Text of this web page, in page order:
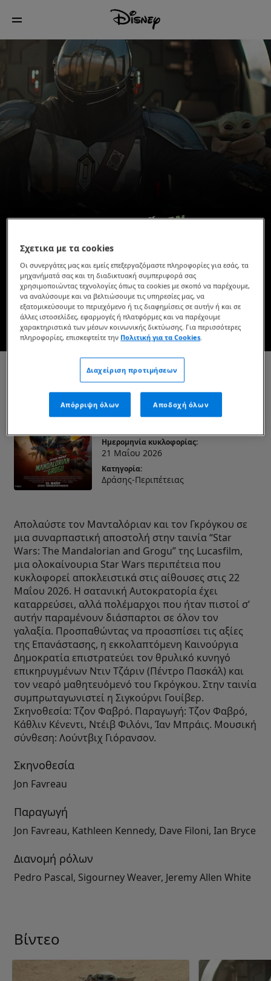
Στους κινηματογράφους
ΔΕΙΤΕ ΤΟ ΤΡΕΪΛΕΡ
Star Wars: The
Mandalorian and Grogu
Διάρκεια:
Ημερομηνία κυκλοφορίας:
21 Μαΐου 2026
Κατηγορία:
Δράσης-Περιπέτειας
Απολαύστε τον Μανταλόριαν και τον Γκρόγκου σε
μια συναρπαστική αποστολή στην ταινία “Star
Wars: The Mandalorian and Grogu” της Lucasfilm,
μια ολοκαίνουρια Star Wars περιπέτεια που
κυκλοφορεί αποκλειστικά στις αίθουσες στις 22
Μαΐου 2026. Η σατανική Αυτοκρατορία έχει
καταρρεύσει, αλλά πολέμαρχοι που ήταν πιστοί σ’
αυτήν παραμένουν διάσπαρτοι σε όλον τον
γαλαξία. Προσπαθώντας να προασπίσει τις αξίες
της Επανάστασης, η εκκολαπτόμενη Καινούργια
Δημοκρατία επιστρατεύει τον θρυλικό κυνηγό
επικηρυγμένων Ντιν Τζάριν (Πέντρο Πασκάλ) και
τον νεαρό μαθητευόμενό του Γκρόγκου. Στην ταινία
συμπρωταγωνιστεί η Σιγκούρνι Γουίβερ.
Σκηνοθεσία: Τζον Φαβρό. Παραγωγή: Τζον Φαβρό,
Κάθλιν Κένεντι, Ντέιβ Φιλόνι, Ίαν Μπράις. Μουσική
σύνθεση: Λούντβιχ Γιόρανσον.
Σκηνοθεσία
Jon Favreau
Παραγωγή
Jon Favreau, Kathleen Kennedy, Dave Filoni, Ian Bryce
Διανομή ρόλων
Pedro Pascal, Sigourney Weaver, Jeremy Allen White
Βίντεο
Σχετικα με τα cookies
Οι συνεργάτες μας και εμείς επεξεργαζόμαστε πληροφορίες για εσάς, τα
μηχανήματά σας και τη διαδικτυακή συμπεριφορά σας
χρησιμοποιώντας τεχνολογίες όπως τα cookies με σκοπό να παρέχουμε,
να αναλύσουμε και να βελτιώσουμε τις υπηρεσίες μας, να
εξατομικεύσουμε το περιεχόμενο ή τις διαφημίσεις σε αυτήν ή και σε
άλλες ιστοσελίδες, εφαρμογές ή πλατφόρμες και να παρέχουμε
χαρακτηριστικά των μέσων κοινωνικής δικτύωσης. Για περισσότερες
πληροφορίες, επισκεφτείτε την Πολιτική για τα Cookies.
Διαχείριση προτιμήσεων
Απόρριψη όλων Αποδοχή όλων